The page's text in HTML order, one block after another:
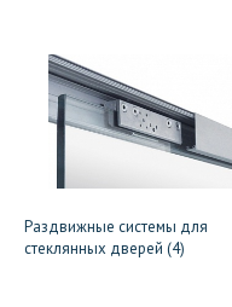
Раздвижные системы для
стеклянных дверей (4)